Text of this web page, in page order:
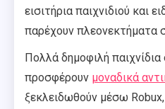
εισιτήρια παιχνιδιού και
παρέχουν πλεονεκτήματα
Πολλά δημοφιλή
προσφέρουν μοναδικά
ξεκλειδωθούν μέσω